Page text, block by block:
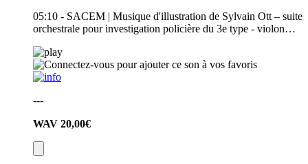
05:10 - SACEM | Musique d'illustration de Sylvain Ott – suite
orchestrale pour investigation policière du 3e type - violon…
---
WAV 20,00€